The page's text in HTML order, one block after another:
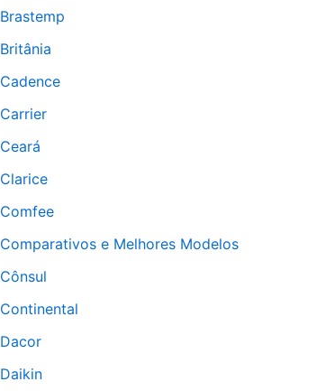
Brastemp
Britânia
Cadence
Carrier
Ceará
Clarice
Comfee
Comparativos e Melhores Modelos
Cônsul
Continental
Dacor
Daikin